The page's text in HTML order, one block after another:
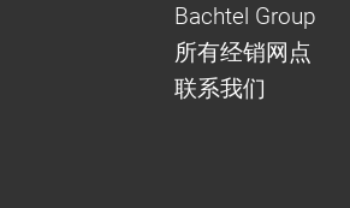
Bachtel Group
所有经销网点
联系我们